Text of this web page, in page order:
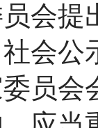
会
会公
员会